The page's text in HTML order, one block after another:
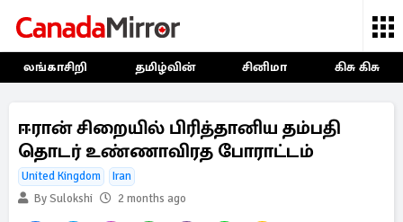
லங்காசிறி தமிழ்வின் சினிமா கிசு கிசு
ஈரான் சிறையில் பிரித்தானிய தம்பதி
தொடர் உண்ணாவிரத போராட்டம்
United Kingdom
Iran
By Sulokshi
2 months ago